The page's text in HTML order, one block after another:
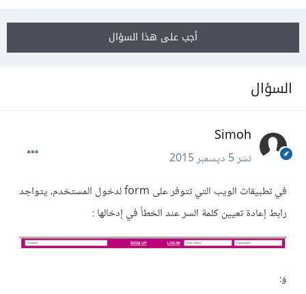
أجب على هذا السؤال
السؤال
Simoh
نشر5 ديسمبر 2015
في تطبيقات الويب التي تتوفر على form لدخول المستخدم، يتواجد
رابط إعادة تعيين كلمة السر عند الخطأ في إدخالها :
وَ: